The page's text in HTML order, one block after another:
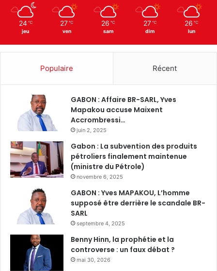
24 ℃
jeu
27 ℃
ven
26 ℃
sam
27 ℃
dim
26 ℃
lun
Populaire Récent
GABON : Affaire BR-SARL, Yves
Mapakou accuse Maixent
Accrombressi…
juin 2, 2025
Gabon : La subvention des produits
pétroliers finalement maintenue
(ministre du Pétrole)
novembre 6, 2025
GABON : Yves MAPAKOU, L’homme
supposé être derrière le scandale BR-
SARL
septembre 4, 2025
Benny Hinn, la prophétie et la
controverse : un faux débat ?
mai 30, 2026